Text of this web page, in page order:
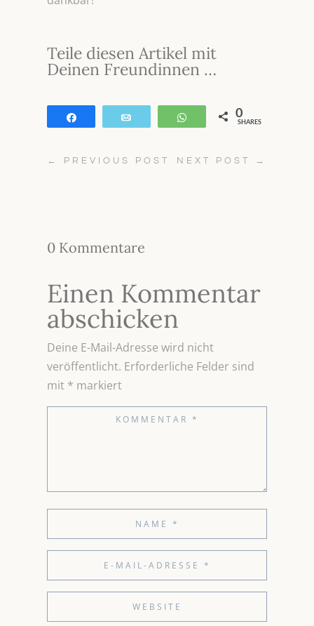
Teile diesen Artikel mit
Deinen Freundinnen …
WhatsApp
0
SHARES
← PREVIOUS POST NEXT POST →
0 Kommentare
Einen Kommentar
abschicken
Deine E-Mail-Adresse wird nicht
veröffentlicht. Erforderliche Felder sind
mit * markiert